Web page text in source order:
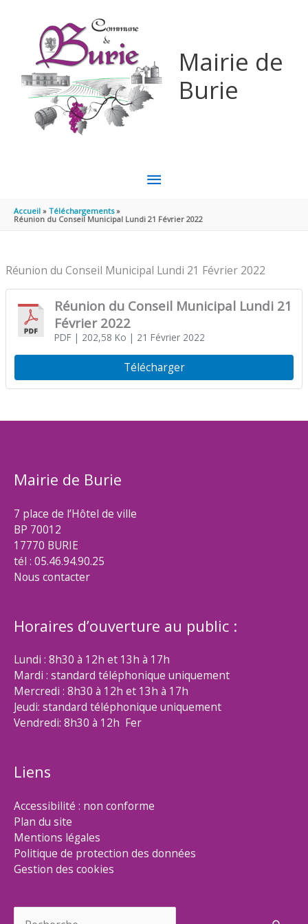
Mairie de
Burie
MENU
PRINCIPAL
Accueil
Téléchargements
Réunion du Conseil Municipal Lundi 21 Février 2022
Réunion du Conseil Municipal Lundi 21 Février 2022
Réunion du Conseil Municipal Lundi 21
Février 2022
PDF| 202,58 Ko | 21 Février 2022
Télécharger
Mairie de Burie
7 place de l’Hôtel de ville
BP 70012
17770 BURIE
tél : 05.46.94.90.25
Nous contacter
Horaires d’ouverture au public :
Lundi : 8h30 à 12h et 13h à 17h
Mardi : standard téléphonique uniquement
Mercredi : 8h30 à 12h et 13h à 17h
Jeudi: standard téléphonique uniquement
Vendredi: 8h30 à 12h Fer
Liens
Accessibilité : non conforme
Plan du site
Mentions légales
Politique de protection des données
Gestion des cookies